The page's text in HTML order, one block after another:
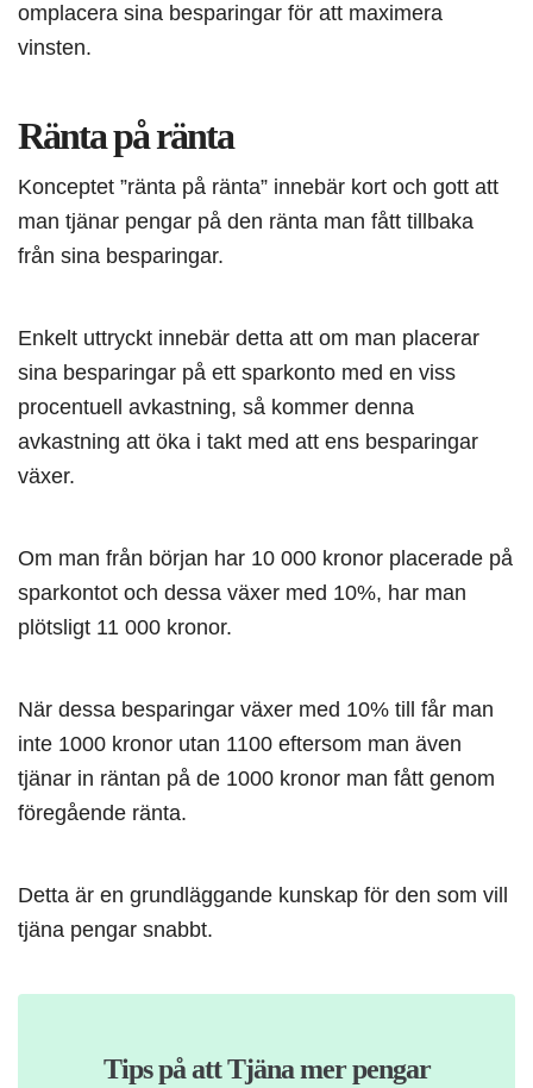
omplacera sina besparingar för att maximera
vinsten.
Ränta på ränta
Konceptet ”ränta på ränta” innebär kort och gott att
man tjänar pengar på den ränta man fått tillbaka
från sina besparingar.
Enkelt uttryckt innebär detta att om man placerar
sina besparingar på ett sparkonto med en viss
procentuell avkastning, så kommer denna
avkastning att öka i takt med att ens besparingar
växer.
Om man från början har 10 000 kronor placerade på
sparkontot och dessa växer med 10%, har man
plötsligt 11 000 kronor.
När dessa besparingar växer med 10% till får man
inte 1000 kronor utan 1100 eftersom man även
tjänar in räntan på de 1000 kronor man fått genom
föregående ränta.
Detta är en grundläggande kunskap för den som vill
tjäna pengar snabbt.
Tips på att Tjäna mer pengar